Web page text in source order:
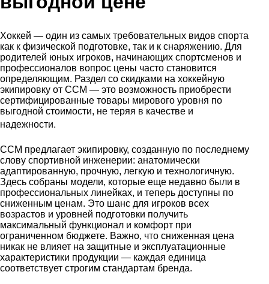
Хоккей — один из самых требовательных видов спорта
как к физической подготовке, так и к снаряжению. Для
родителей юных игроков, начинающих спортсменов и
профессионалов вопрос цены часто становится
определяющим. Раздел со скидками на хоккейную
экипировку от CCM — это возможность приобрести
сертифицированные товары мирового уровня по
выгодной стоимости, не теряя в качестве и
надежности.
CCM предлагает экипировку, созданную по последнему
слову спортивной инженерии: анатомически
адаптированную, прочную, легкую и технологичную.
Здесь собраны модели, которые еще недавно были в
профессиональных линейках, и теперь доступны по
сниженным ценам. Это шанс для игроков всех
возрастов и уровней подготовки получить
максимальный функционал и комфорт при
ограниченном бюджете. Важно, что сниженная цена
никак не влияет на защитные и эксплуатационные
характеристики продукции — каждая единица
соответствует строгим стандартам бренда.